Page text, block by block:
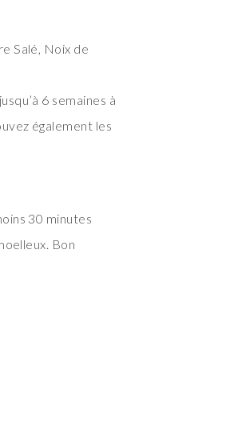
Salé, Noix de
6 semaines à
également les
30 minutes
Bon